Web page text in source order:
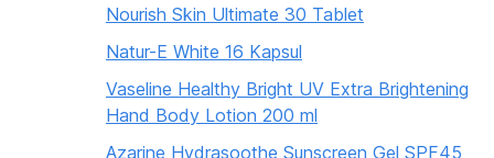
Nourish Skin Ultimate 30 Tablet
Natur-E White 16 Kapsul
Vaseline Healthy Bright UV Extra Brightening
Hand Body Lotion 200 ml
Azarine Hydrasoothe Sunscreen Gel SPF45